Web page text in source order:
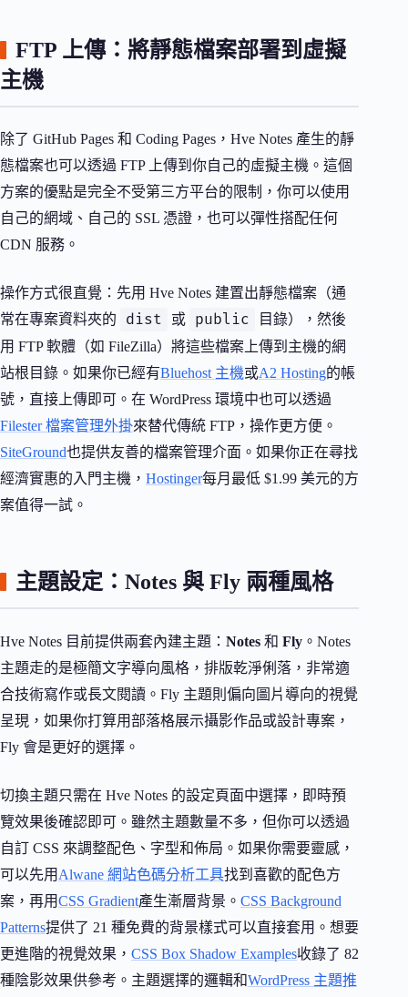
FTP 上傳：將靜態檔案部署到虛擬
主機
除了 GitHub Pages 和 Coding Pages，Hve Notes 產生的靜
態檔案也可以透過 FTP 上傳到你自己的虛擬主機。這個
方案的優點是完全不受第三方平台的限制，你可以使用
自己的網域、自己的 SSL 憑證，也可以彈性搭配任何
CDN 服務。
操作方式很直覺：先用 Hve Notes 建置出靜態檔案（通
常在專案資料夾的
dist 或 public
目錄），然後
用 FTP 軟體（如 FileZilla）將這些檔案上傳到主機的網
站根目錄。如果你已經有Bluehost 主機或A2 Hosting的帳
號，直接上傳即可。在 WordPress 環境中也可以透過
Filester 檔案管理外掛來替代傳統 FTP，操作更方便。
SiteGround也提供友善的檔案管理介面。如果你正在尋找
經濟實惠的入門主機， Hostinger每月最低 $1.99 美元的方
案值得一試。
主題設定：Notes 與 Fly 兩種風格
Hve Notes 目前提供兩套內建主題： Notes 和 Fly 。Notes
主題走的是極簡文字導向風格，排版乾淨俐落，非常適
合技術寫作或長文閱讀。Fly 主題則偏向圖片導向的視覺
呈現，如果你打算用部落格展示攝影作品或設計專案，
Fly 會是更好的選擇。
切換主題只需在 Hve Notes 的設定頁面中選擇，即時預
覽效果後確認即可。雖然主題數量不多，但你可以透過
自訂 CSS 來調整配色、字型和佈局。如果你需要靈感，
可以先用 Alwane 網站色碼分析工具找到喜歡的配色方
案，再用CSS Gradient產生漸層背景。 CSS Background
Patterns提供了 21 種免費的背景樣式可以直接套用。想要
更進階的視覺效果， CSS Box Shadow Examples收錄了 82
種陰影效果供參考。主題選擇的邏輯和WordPress 主題推